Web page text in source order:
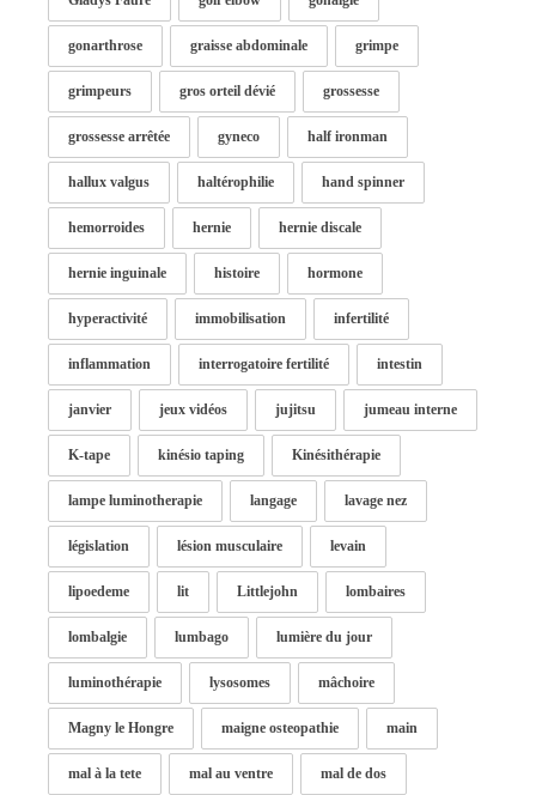
gonarthrose graisse abdominale grimpe
grimpeurs gros orteil dévié grossesse
grossesse arrêtée gyneco half ironman
hallux valgus haltérophilie hand spinner
hemorroides hernie hernie discale
hernie inguinale histoire hormone
hyperactivité immobilisation infertilité
inflammation interrogatoire fertilité intestin
janvier jeux vidéos jujitsu jumeau interne
K-tape kinésio taping Kinésithérapie
lampe luminotherapie langage lavage nez
législation lésion musculaire levain
lipoedeme lit Littlejohn lombaires
lombalgie lumbago lumière du jour
luminothérapie lysosomes mâchoire
Magny le Hongre maigne osteopathie main
mal à la tete mal au ventre mal de dos